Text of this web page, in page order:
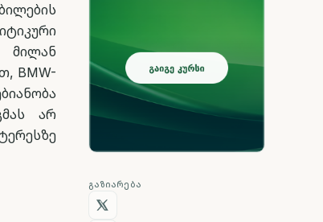
მილან
BMW-
არ
ᲒᲐᲖᲘᲐᲠᲔᲑᲐ